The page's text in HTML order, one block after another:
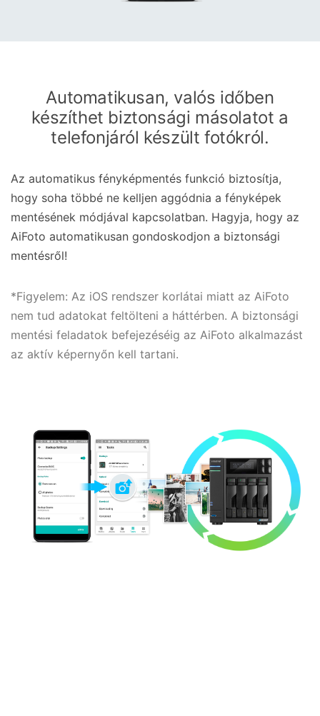
Automatikusan, valós időben
készíthet biztonsági másolatot a
telefonjáról készült fotókról.
Az automatikus fényképmentés funkció biztosítja,
hogy soha többé ne kelljen aggódnia a fényképek
mentésének módjával kapcsolatban. Hagyja, hogy az
AiFoto automatikusan gondoskodjon a biztonsági
mentésről!
*Figyelem: Az iOS rendszer korlátai miatt az AiFoto
nem tud adatokat feltölteni a háttérben. A biztonsági
mentési feladatok befejezéséig az AiFoto alkalmazást
az aktív képernyőn kell tartani.